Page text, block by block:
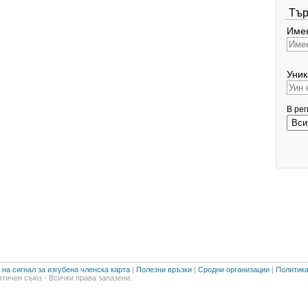
В
сигнал за изгубена членска карта | Полезни връзки | Сродни организации |
съюз - Всички права запазени.